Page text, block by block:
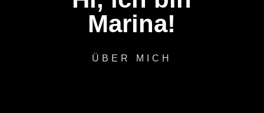
Marina!
ÜBER MICH